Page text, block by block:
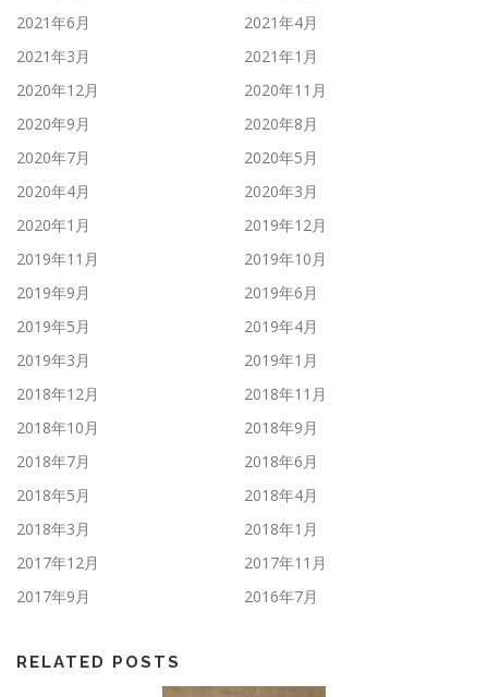
2021年6月
2021年4月
2021年3月
2021年1月
2020年12月
2020年11月
2020年9月
2020年8月
2020年7月
2020年5月
2020年4月
2020年3月
2020年1月
2019年12月
2019年11月
2019年10月
2019年9月
2019年6月
2019年5月
2019年4月
2019年3月
2019年1月
2018年12月
2018年11月
2018年10月
2018年9月
2018年7月
2018年6月
2018年5月
2018年4月
2018年3月
2018年1月
2017年12月
2017年11月
2017年9月
2016年7月
RELATED POSTS